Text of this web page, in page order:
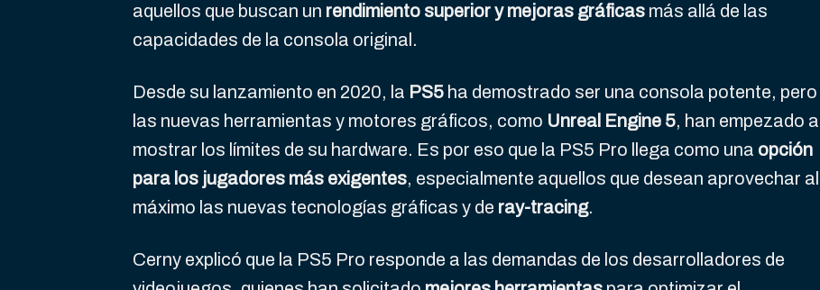
aquellos que buscan un rendimiento superior y mejoras gráficas más allá de las
capacidades de la consola original.
Desde su lanzamiento en 2020, la PS5 ha demostrado ser una consola potente, pero
las nuevas herramientas y motores gráficos, como Unreal Engine 5, han empezado a
mostrar los límites de su hardware. Es por eso que la PS5 Pro llega como una opción
para los jugadores más exigentes, especialmente aquellos que desean aprovechar al
máximo las nuevas tecnologías gráficas y de ray-tracing.
Cerny explicó que la PS5 Pro responde a las demandas de los desarrolladores de